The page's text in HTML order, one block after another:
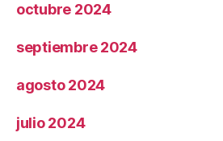
octubre 2024
septiembre 2024
agosto 2024
julio 2024